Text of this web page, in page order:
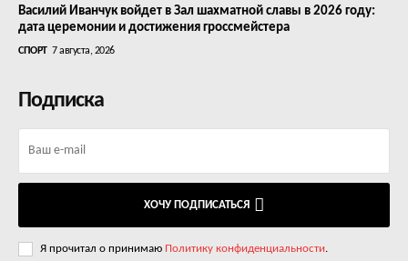
Василий Иванчук войдет в Зал шахматной славы в 2026 году:
дата церемонии и достижения гроссмейстера
СПОРТ 7 августа, 2026
Подписка
ХОЧУ ПОДПИСАТЬСЯ
Я прочитал о принимаю Политику конфиденциальности.